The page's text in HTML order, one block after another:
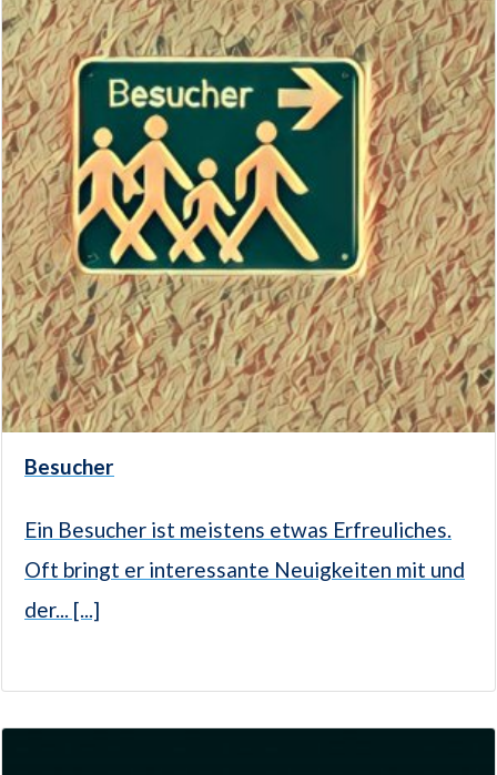
Besucher
Ein Besucher ist meistens etwas Erfreuliches.
Oft bringt er interessante Neuigkeiten mit und
der... [...]